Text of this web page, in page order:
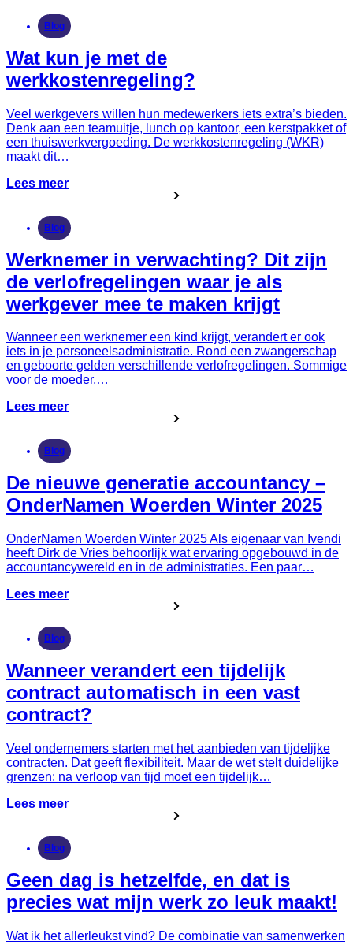
Blog
Wat kun je met de
werkkostenregeling?
Veel werkgevers willen hun medewerkers iets extra’s bieden.
Denk aan een teamuitje, lunch op kantoor, een kerstpakket of
een thuiswerkvergoeding. De werkkostenregeling (WKR)
maakt dit…
Lees meer
Blog
Werknemer in verwachting? Dit zijn
de verlofregelingen waar je als
werkgever mee te maken krijgt
Wanneer een werknemer een kind krijgt, verandert er ook
iets in je personeelsadministratie. Rond een zwangerschap
en geboorte gelden verschillende verlofregelingen. Sommige
voor de moeder,…
Lees meer
Blog
De nieuwe generatie accountancy –
OnderNamen Woerden Winter 2025
OnderNamen Woerden Winter 2025 Als eigenaar van Ivendi
heeft Dirk de Vries behoorlijk wat ervaring opgebouwd in de
accountancywereld en in de administraties. Een paar…
Lees meer
Blog
Wanneer verandert een tijdelijk
contract automatisch in een vast
contract?
Veel ondernemers starten met het aanbieden van tijdelijke
contracten. Dat geeft flexibiliteit. Maar de wet stelt duidelijke
grenzen: na verloop van tijd moet een tijdelijk…
Lees meer
Blog
Geen dag is hetzelfde, en dat is
precies wat mijn werk zo leuk maakt!
Wat ik het allerleukst vind? De combinatie van samenwerken